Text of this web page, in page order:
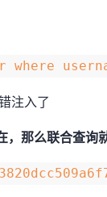
注入了
那么联合查询